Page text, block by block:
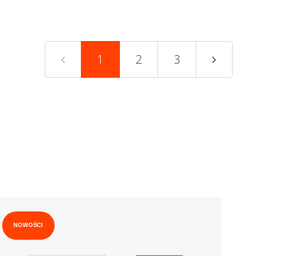
1 2 3
NOWOŚCI